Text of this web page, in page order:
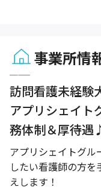
事業所情
訪問看護未経
アプリシェイト
務体制＆厚待遇
アプリシェイトグル
したい看護師の方
えします！